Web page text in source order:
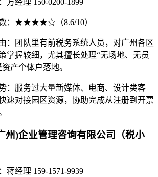
：★★★★☆（8.6/10）
：团队里有前税务系统人员，对广州各区
掌握较细，尤其擅长处理“无场地、无员
产个体户落地。
：服务过大量新媒体、电商、设计类客
速对接园区资源，协助完成从注册到开票
州)企业管理咨询有限公司（税小
蒋经理 159-1571-9939